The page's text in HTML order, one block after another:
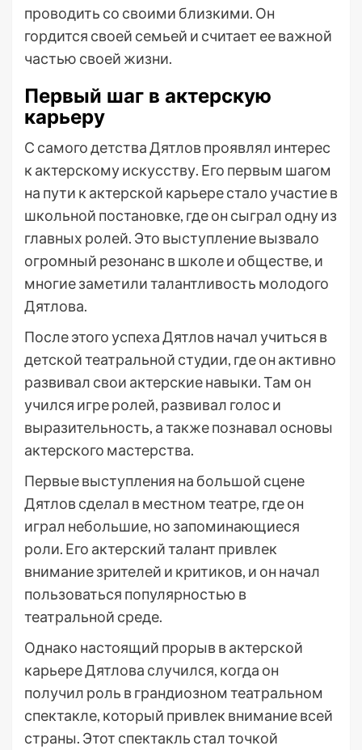
проводить со своими близкими. Он
гордится своей семьей и считает ее важной
частью своей жизни.
Первый шаг в актерскую
карьеру
С самого детства Дятлов проявлял интерес
к актерскому искусству. Его первым шагом
на пути к актерской карьере стало участие в
школьной постановке, где он сыграл одну из
главных ролей. Это выступление вызвало
огромный резонанс в школе и обществе, и
многие заметили талантливость молодого
Дятлова.
После этого успеха Дятлов начал учиться в
детской театральной студии, где он активно
развивал свои актерские навыки. Там он
учился игре ролей, развивал голос и
выразительность, а также познавал основы
актерского мастерства.
Первые выступления на большой сцене
Дятлов сделал в местном театре, где он
играл небольшие, но запоминающиеся
роли. Его актерский талант привлек
внимание зрителей и критиков, и он начал
пользоваться популярностью в
театральной среде.
Однако настоящий прорыв в актерской
карьере Дятлова случился, когда он
получил роль в грандиозном театральном
спектакле, который привлек внимание всей
страны. Этот спектакль стал точкой